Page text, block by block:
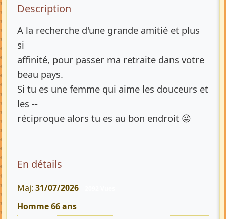
Description de l’annonce
Description
A la recherche d'une grande amitié et plus
si
affinité, pour passer ma retraite dans votre
beau pays.
Si tu es une femme qui aime les douceurs et
les --
réciproque alors tu es au bon endroit 😜
En détails
Maj: 31/07/2026
Homme 66 ans